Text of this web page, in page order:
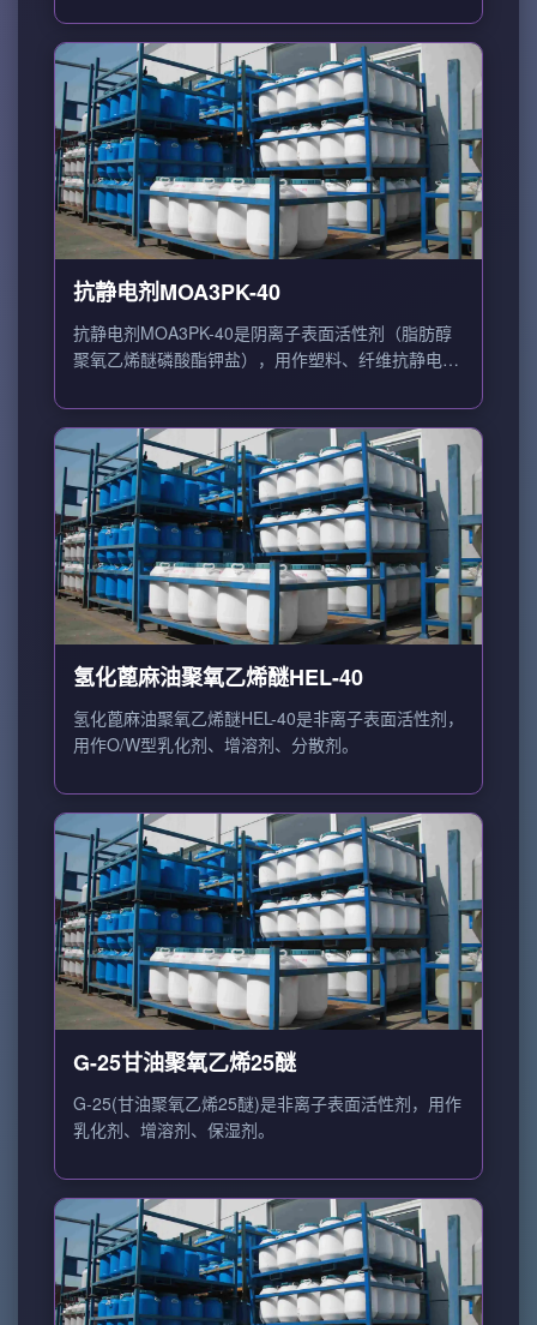
抗静电剂MOA3PK-40
抗静电剂MOA3PK-40是阴离子表面活性剂（脂肪醇
聚氧乙烯醚磷酸酯钾盐），用作塑料、纤维抗静电
氢化蓖麻油聚氧乙烯醚HEL-40
氢化蓖麻油聚氧乙烯醚HEL-40是非离子表面活性剂，
用作O/W型乳化剂、增溶剂、分散剂。
G-25甘油聚氧乙烯25醚
G-25(甘油聚氧乙烯25醚)是非离子表面活性剂，用作
乳化剂、增溶剂、保湿剂。